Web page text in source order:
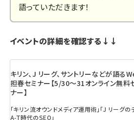
語っていただきます！
イベントの詳細を確認する↓↓
キリン、J リーグ、サントリーなどが語る
担春セミナー【5/30～31オンライン無料
ナー】
「キリン流オウンドメディア運用術」「J リーグ
A-T時代のSEO」